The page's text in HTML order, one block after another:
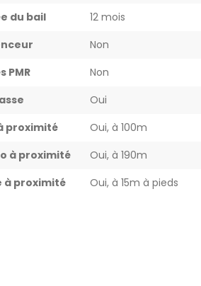
du bail
12 mois
Non
PMR
Non
Oui
proximité
Oui, à 100m
à proximité
Oui, à 190m
à proximité
Oui, à 15m à pieds